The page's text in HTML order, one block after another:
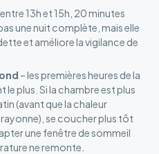
13h et 15h, 20 minutes
une nuit complète, mais elle
et améliore la vigilance de
– les premières heures de la
plus. Si la chambre est plus
(avant que la chaleur
se coucher plus tôt
une fenêtre de sommeil
ne remonte.